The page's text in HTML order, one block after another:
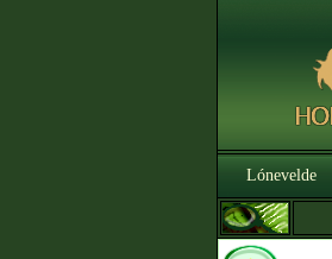
Lónevelde